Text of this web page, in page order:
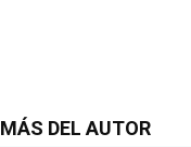
MÁS DEL AUTOR